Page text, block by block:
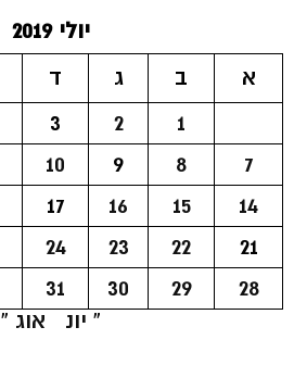
יולי 2019
א
ב ג ד
1
2
3
7
8
9
10
14
15
16
17
21
22
23
24
28
29
30
31
« יונ
אוג »